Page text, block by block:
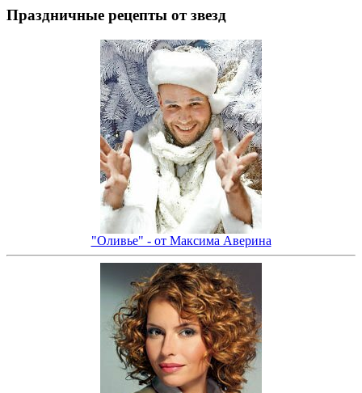
Праздничные рецепты от звезд
"Оливье" - от Максима Аверина